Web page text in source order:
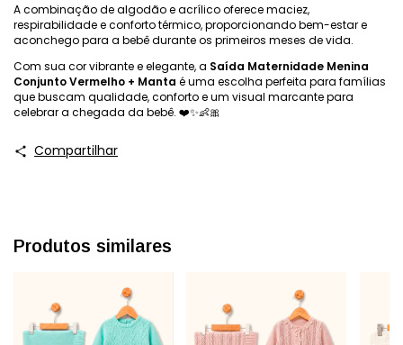
A combinação de algodão e acrílico oferece maciez,
respirabilidade e conforto térmico, proporcionando bem-estar e
aconchego para a bebê durante os primeiros meses de vida.
Com sua cor vibrante e elegante, a Saída Maternidade Menina
Conjunto Vermelho + Manta é uma escolha perfeita para famílias
que buscam qualidade, conforto e um visual marcante para
celebrar a chegada da bebê. ❤️✨👶🎀
Compartilhar
Produtos similares